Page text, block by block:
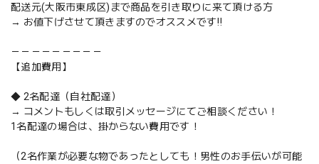
配送元(大阪市東成区)まで商品を引き取りに来て頂ける方
→ お値下げさせて頂きますのでオススメです‼️
－－－－－－－－－
【追加費用】
◆ 2名配達（自社配達）
→ コメントもしくは取引メッセージにてご相談ください！
1名配達の場合は、掛からない費用です！
（2名作業が必要な物であったとしても！男性のお手伝いが可能